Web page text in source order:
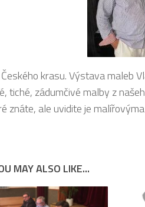
krasu. Výstava maleb
tiché, zádumčivé malby z
znáte, ale uvidite je
MAY ALSO LIKE...